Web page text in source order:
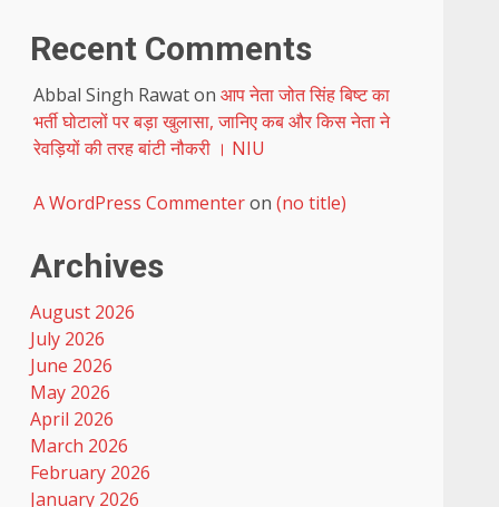
Recent Comments
Abbal Singh Rawatonआप नेता जोत सिंह बिष्ट का
भर्ती घोटालों पर बड़ा खुलासा, जानिए कब और किस नेता ने
रेवड़ियों की तरह बांटी नौकरी । NIU
A WordPress Commenteron(no title)
Archives
August 2026
July 2026
June 2026
May 2026
April 2026
March 2026
February 2026
January 2026